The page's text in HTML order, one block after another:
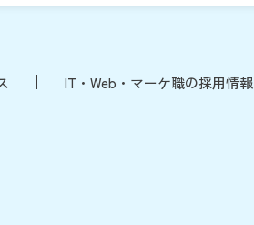
IT・Web・マーケ職の採用情報